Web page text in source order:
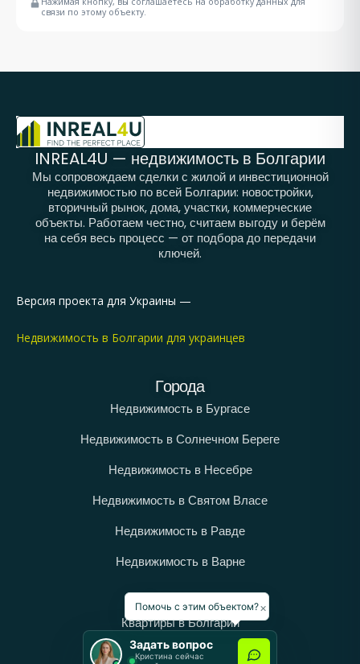
связи по этому объекту.
INREAL4U — недвижимость в Болгарии
Мы сопровождаем сделки с жилой и инвестиционной
недвижимостью по всей Болгарии: новостройки,
вторичный рынок, дома, участки, коммерческие
объекты. Работаем честно, считаем выгоду и берём
на себя весь процесс — от подбора до передачи
ключей.
Версия проекта для Украины —
Недвижимость в Болгарии для украинцев
Города
Недвижимость в Бургасе
Недвижимость в Солнечном Береге
Недвижимость в Несебре
Недвижимость в Святом Власе
Недвижимость в Равде
Недвижимость в Варне
Категории
Квартиры в Болгарии
Дома в Болгарии
×
Помочь с этим объектом?
Задать вопрос
Кристина сейчас